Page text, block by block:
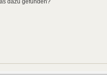
dazu gefunden?